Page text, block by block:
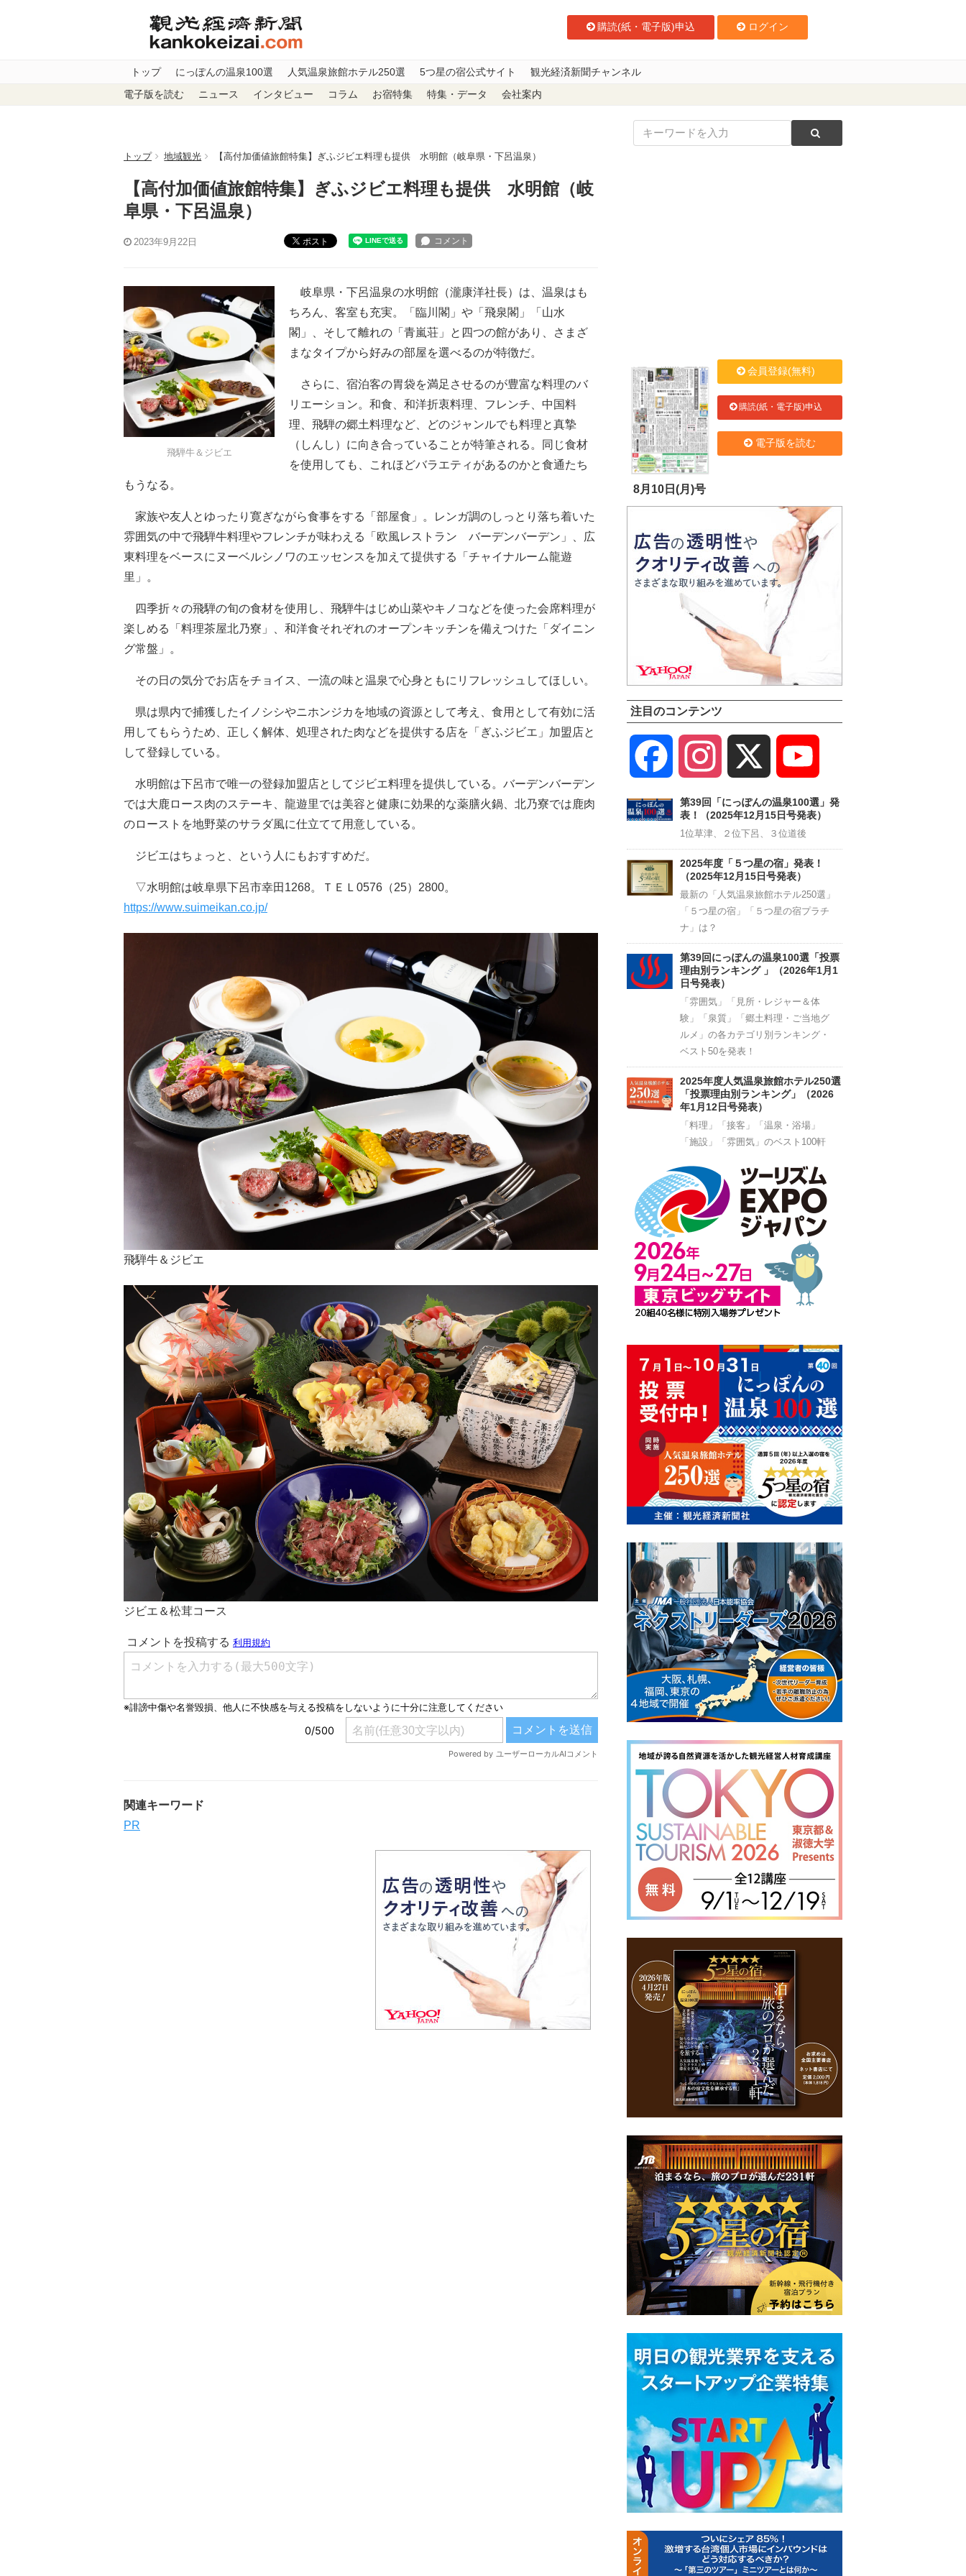
購読(紙・電子版)申込 ログイン
トップ にっぽんの温泉100選 人気温泉旅館ホテル250選 5つ星の宿公式サイト 観光経済新聞チャンネル
電子版を読む ニュース インタビュー コラム お宿特集 特集・データ 会社案内
トップ 地域観光 【高付加価値旅館特集】ぎふジビエ料理も提供 水明館（岐阜県・下呂温泉）
【高付加価値旅館特集】ぎふジビエ料理も提供 水明館（岐
阜県・下呂温泉）
2023年9月22日 ポスト
飛騨牛＆ジビエ
岐阜県・下呂温泉の水明館（瀧康洋社長）は、温泉はも
ちろん、客室も充実。「臨川閣」や「飛泉閣」「山水
閣」、そして離れの「青嵐荘」と四つの館があり、さまざ
まなタイプから好みの部屋を選べるのが特徴だ。
さらに、宿泊客の胃袋を満足させるのが豊富な料理のバ
リエーション。和食、和洋折衷料理、フレンチ、中国料
理、飛騨の郷土料理など、どのジャンルでも料理と真摯
（しんし）に向き合っていることが特筆される。同じ食材
を使用しても、これほどバラエティがあるのかと食通たち
もうなる。
家族や友人とゆったり寛ぎながら食事をする「部屋食」。レンガ調のしっとり落ち着いた
雰囲気の中で飛騨牛料理やフレンチが味わえる「欧風レストラン バーデンバーデン」、広
東料理をベースにヌーベルシノワのエッセンスを加えて提供する「チャイナルーム龍遊
里」。
四季折々の飛騨の旬の食材を使用し、飛騨牛はじめ山菜やキノコなどを使った会席料理が
楽しめる「料理茶屋北乃寮」、和洋食それぞれのオープンキッチンを備えつけた「ダイニン
グ常盤」。
その日の気分でお店をチョイス、一流の味と温泉で心身ともにリフレッシュしてほしい。
県は県内で捕獲したイノシシやニホンジカを地域の資源として考え、食用として有効に活
用してもらうため、正しく解体、処理された肉などを提供する店を「ぎふジビエ」加盟店と
して登録している。
水明館は下呂市で唯一の登録加盟店としてジビエ料理を提供している。バーデンバーデン
では大鹿ロース肉のステーキ、龍遊里では美容と健康に効果的な薬膳火鍋、北乃寮では鹿肉
のローストを地野菜のサラダ風に仕立てて用意している。
ジビエはちょっと、という人にもおすすめだ。
▽水明館は岐阜県下呂市幸田1268。ＴＥＬ0576（25）2800。
https://www.suimeikan.co.jp/
飛騨牛＆ジビエ
ジビエ＆松茸コース
関連キーワード
PR
8月10日(月)号
会員登録(無料)
購読(紙・電子版)申込
電子版を読む
注目のコンテンツ
Facebook Instagram
Channel
第39回「にっぽんの温泉100選」発
表！（2025年12月15日号発表）
1位草津、２位下呂、３位道後
2025年度「５つ星の宿」発表！
（2025年12月15日号発表）
最新の「人気温泉旅館ホテル250選」
「５つ星の宿」「５つ星の宿プラチ
ナ」は？
第39回にっぽんの温泉100選「投票
理由別ランキング 」（2026年1月1
日号発表）
「雰囲気」「見所・レジャー＆体
験」「泉質」「郷土料理・ご当地グ
ルメ」の各カテゴリ別ランキング・
ベスト50を発表！
2025年度人気温泉旅館ホテル250選
「投票理由別ランキング」（2026
年1月12日号発表）
「料理」「接客」「温泉・浴場」
「施設」「雰囲気」のベスト100軒